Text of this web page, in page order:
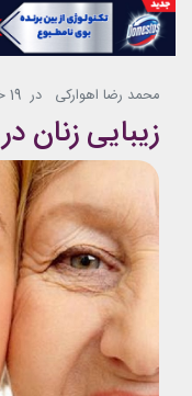
محمد رضا اهوارکی در 19 خرداد 1395 - 17:19
زیبایی زنان در 40 سالگی